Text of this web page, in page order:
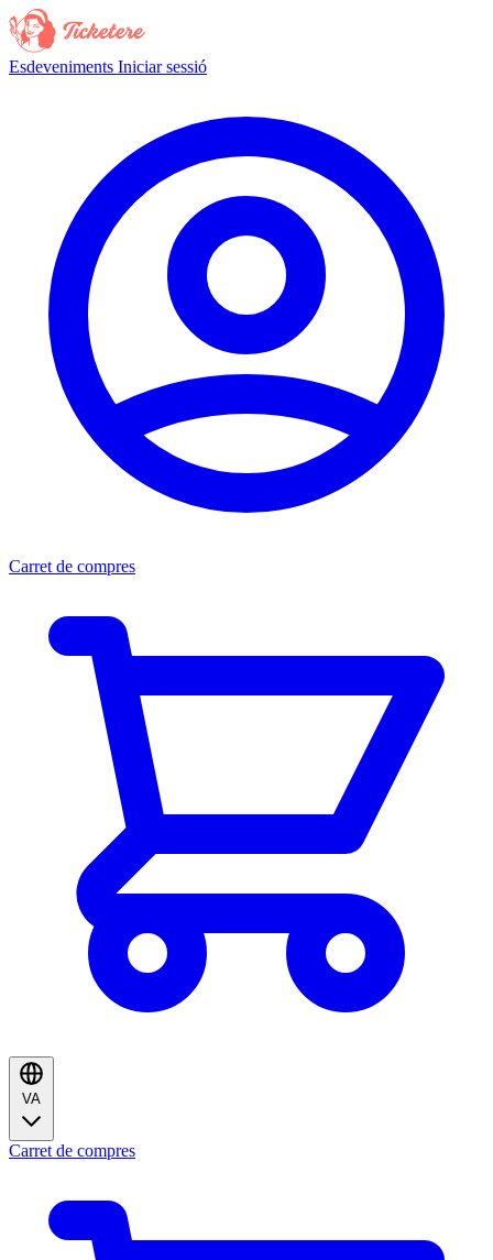
Esdeveniments Iniciar sessió
Carret de compres
VA
Carret de compres